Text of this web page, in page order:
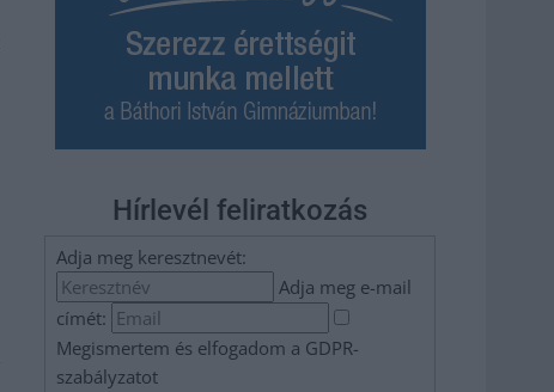
Hírlevél feliratkozás
Adja meg keresztnevét:
Adja meg e-mail
címét:
Megismertem és elfogadom a GDPR-
szabályzatot